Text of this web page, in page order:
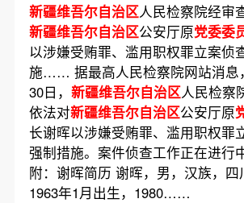
新疆维吾尔自治区人民检察院经审
新疆维吾尔自治区公安厅原党委委
以涉嫌受贿罪、滥用职权罪立案侦
施…… 据最高人民检察院网站消息
30日， 新疆维吾尔自治区人民检察
依法对新疆维吾尔自治区公安厅原
长谢晖以涉嫌受贿罪、滥用职权罪
强制措施。案件侦查工作正在进行
附：谢晖简历 谢晖，男，汉族，四
1963年1月出生，1980……